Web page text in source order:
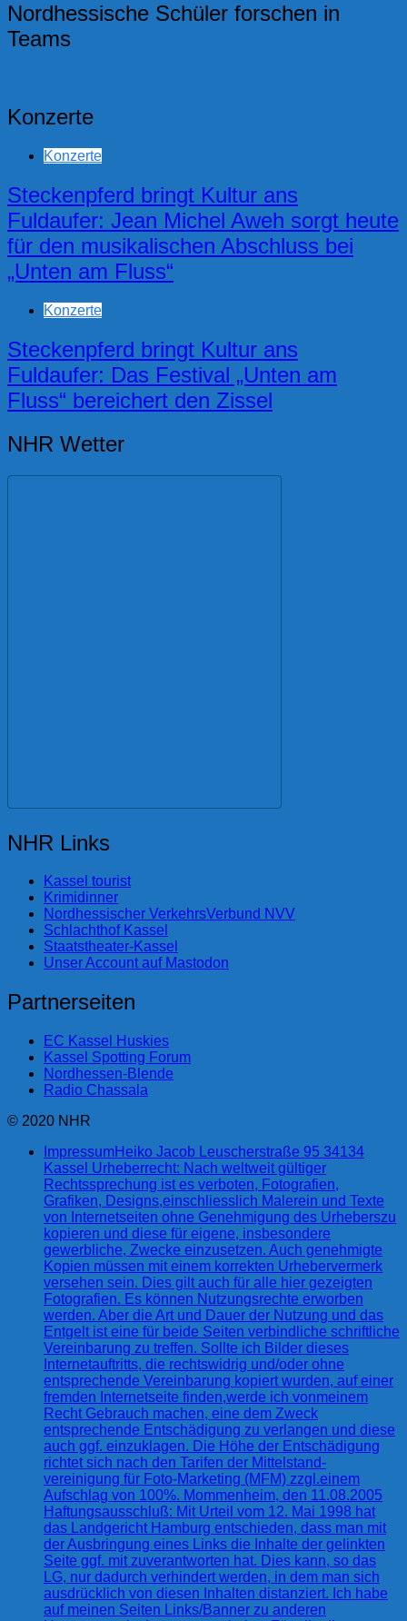
Nordhessische Schüler forschen in
Teams
Konzerte
Konzerte
Steckenpferd bringt Kultur ans
Fuldaufer: Jean Michel Aweh sorgt heute
für den musikalischen Abschluss bei
„Unten am Fluss“
Konzerte
Steckenpferd bringt Kultur ans
Fuldaufer: Das Festival „Unten am
Fluss“ bereichert den Zissel
NHR Wetter
NHR Links
Kassel tourist
Krimidinner
Nordhessischer VerkehrsVerbund NVV
Schlachthof Kassel
Staatstheater-Kassel
Unser Account auf Mastodon
Partnerseiten
EC Kassel Huskies
Kassel Spotting Forum
Nordhessen-Blende
Radio Chassala
© 2020 NHR
ImpressumHeiko Jacob Leuscherstraße 95 34134
Kassel Urheberrecht: Nach weltweit gültiger
Rechtssprechung ist es verboten, Fotografien,
Grafiken, Designs,einschliesslich Malerein und Texte
von Internetseiten ohne Genehmigung des Urheberszu
kopieren und diese für eigene, insbesondere
gewerbliche, Zwecke einzusetzen. Auch genehmigte
Kopien müssen mit einem korrekten Urhebervermerk
versehen sein. Dies gilt auch für alle hier gezeigten
Fotografien. Es können Nutzungsrechte erworben
werden. Aber die Art und Dauer der Nutzung und das
Entgelt ist eine für beide Seiten verbindliche schriftliche
Vereinbarung zu treffen. Sollte ich Bilder dieses
Internetauftritts, die rechtswidrig und/oder ohne
entsprechende Vereinbarung kopiert wurden, auf einer
fremden Internetseite finden,werde ich vonmeinem
Recht Gebrauch machen, eine dem Zweck
entsprechende Entschädigung zu verlangen und diese
auch ggf. einzuklagen. Die Höhe der Entschädigung
richtet sich nach den Tarifen der Mittelstand-
vereinigung für Foto-Marketing (MFM) zzgl.einem
Aufschlag von 100%. Mommenheim, den 11.08.2005
Haftungsausschluß: Mit Urteil vom 12. Mai 1998 hat
das Landgericht Hamburg entschieden, dass man mit
der Ausbringung eines Links die Inhalte der gelinkten
Seite ggf. mit zuverantworten hat. Dies kann, so das
LG, nur dadurch verhindert werden, in dem man sich
ausdrücklich von diesen Inhalten distanziert. Ich habe
auf meinen Seiten Links/Banner zu anderen